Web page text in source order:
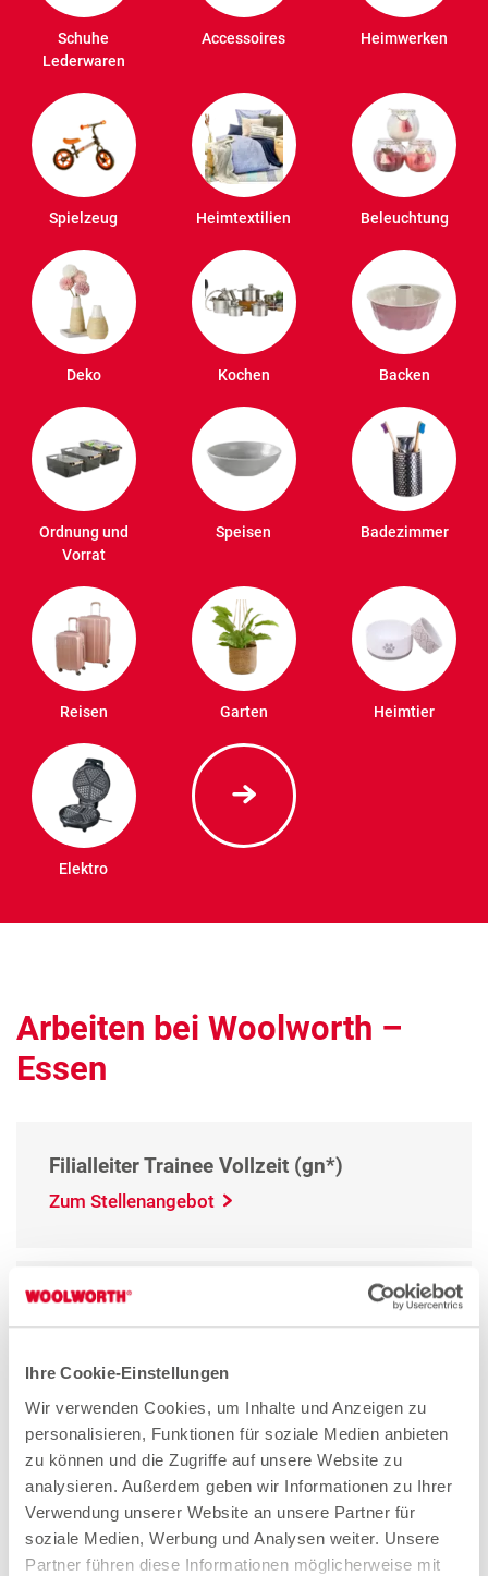
Ihre Cookie-Einstellungen
Wir verwenden Cookies, um Inhalte und Anzeigen zu
personalisieren, Funktionen für soziale Medien anbieten
zu können und die Zugriffe auf unsere Website zu
analysieren. Außerdem geben wir Informationen zu Ihrer
Verwendung unserer Website an unsere Partner für
soziale Medien, Werbung und Analysen weiter. Unsere
Partner führen diese Informationen möglicherweise mit
Schuhe
Lederwaren
Accessoires Heimwerken
Spielzeug Heimtextilien Beleuchtung
Deko Kochen Backen
Ordnung und
Vorrat
Speisen Badezimmer
Reisen Garten Heimtier
Elektro
Arbeiten bei Woolworth –
Essen
Filialleiter Trainee Vollzeit (gn*)
Zum Stellenangebot
Filialleiter Vollzeit (gn*)
Quereinsteiger Verkauf Teilzeit (gn*)
Zum Stellenangebot